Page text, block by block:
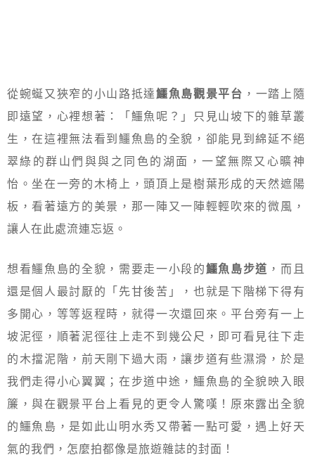
從蜿蜒又狹窄的小山路抵達鱷魚島觀景平台 ，一踏上隨
即遠望，心裡想著：「鱷魚呢？」只見山坡下的雜草叢
生，在這裡無法看到鱷魚島的全貌，卻能見到綿延不絕
翠綠的群山們與與之同色的湖面，一望無際又心曠神
怡。坐在一旁的木椅上，頭頂上是樹葉形成的天然遮陽
板，看著遠方的美景，那一陣又一陣輕輕吹來的微風，
讓人在此處流連忘返。
想看鱷魚島的全貌，需要走一小段的鱷魚島步道 ，而且
還是個人最討厭的「先甘後苦」，也就是下階梯下得有
多開心，等等返程時，就得一次還回來。平台旁有一上
坡泥徑，順著泥徑往上走不到幾公尺，即可看見往下走
的木擋泥階，前天剛下過大雨，讓步道有些濕滑，於是
我們走得小心翼翼；在步道中途，鱷魚島的全貌映入眼
簾，與在觀景平台上看見的更令人驚嘆！原來露出全貌
的鱷魚島，是如此山明水秀又帶著一點可愛，遇上好天
氣的我們，怎麼拍都像是旅遊雜誌的封面！